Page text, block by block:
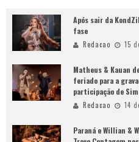
Após sair da
fase
Redacao 15
Matheus & Kauan
feriado para a
participação de
Redacao 14
Paraná e Willian &